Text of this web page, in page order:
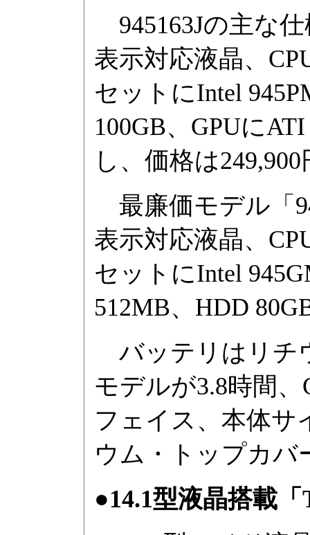
945163Jの主な仕
表示対応液晶、
セットにIntel
100GB、GPUに
し、価格は249,900
最廉価モデル「
表示対応液晶、
セットにIntel
512MB、HDD
バッテリはリチ
モデルが3.8時間
フェイス、本体サ
ウム・トップカバ
●14.1型液晶搭載